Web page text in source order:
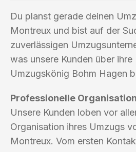
Du planst gerade deinen
Montreux und bist auf der
zuverlässigen
was unsere Kunden über
Umzugskönig Bohm Hagen
Professionelle
Unsere Kunden loben vor
Organisation ihres Umzugs
Montreux. Vom ersten